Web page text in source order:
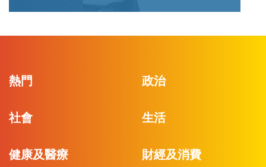
熱門 政治
社會 生活
健康及醫療 財經及消費